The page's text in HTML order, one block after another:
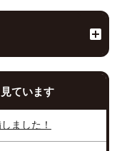
ています
ました！